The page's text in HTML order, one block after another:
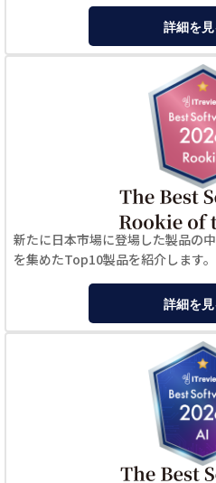
詳細を
新たに日本市場に登場した製品の
を集めたTop10製品を紹介します。
詳細を